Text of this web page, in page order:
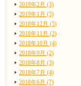
2019年2月 (3)
2019年1月 (5)
2018年12月 (5)
2018年11月 (2)
2018年10月 (4)
2018年9月 (2)
2018年8月 (3)
2018年7月 (4)
2018年6月 (7)